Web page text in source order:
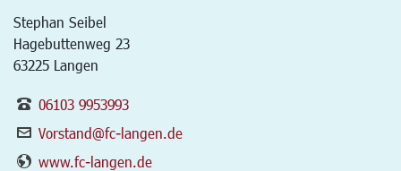
Stephan Seibel
Hagebuttenweg 23
63225 Langen
06103 9953993
Vorstand@fc-langen.de
www.fc-langen.de